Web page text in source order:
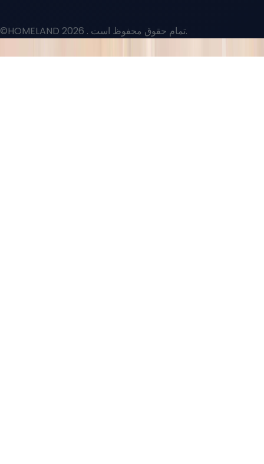
©HOMELAND 2026 . تمام حقوق محفوظ است.